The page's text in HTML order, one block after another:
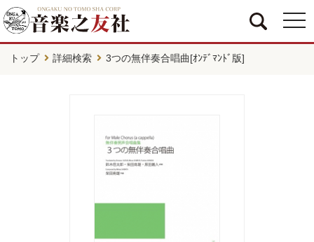
トップ 詳細検索 3つの無伴奏合唱曲[ｵﾝﾃﾞﾏﾝﾄﾞ版]